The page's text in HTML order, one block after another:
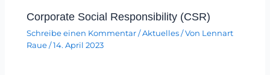
Corporate Social Responsibility (CSR)
Schreibe einen Kommentar /Aktuelles / Von Lennart
Raue/14. April 2023